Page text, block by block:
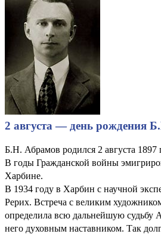
2 августа — день рождения
Б.Н. Абрамов родился 2 августа
В годы Гражданской войны
Харбине.
В 1934 году в Харбин с научной
Рерих. Встреча с великим
определила всю дальнейшую судьбу
него духовным наставником. Так